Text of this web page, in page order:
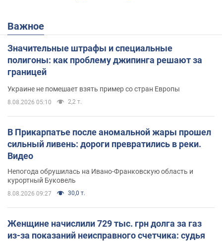
Важное
Значительные штрафы и специальные
полигоны: как проблему джипинга решают за
границей
Украине не помешает взять пример со стран Европы
8.08.2026 05:10 2,2 т.
В Прикарпатье после аномальной жары прошел
сильный ливень: дороги превратились в реки.
Видео
Непогода обрушилась на Ивано-Франковскую область и
курортный Буковель
8.08.2026 09:27 30,0 т.
Женщине начислили 729 тыс. грн долга за газ
из-за показаний неисправного счетчика: судья